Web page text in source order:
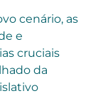
cenário, as
e
cruciais
da